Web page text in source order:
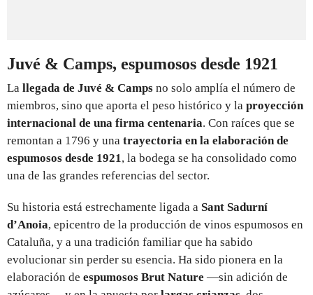
Juvé & Camps, espumosos desde 1921
La llegada de Juvé & Camps no solo amplía el número de
miembros, sino que aporta el peso histórico y la proyección
internacional de una firma centenaria. Con raíces que se
remontan a 1796 y una trayectoria en la elaboración de
espumosos desde 1921, la bodega se ha consolidado como
una de las grandes referencias del sector.
Su historia está estrechamente ligada a Sant Sadurní
d’Anoia, epicentro de la producción de vinos espumosos en
Cataluña, y a una tradición familiar que ha sabido
evolucionar sin perder su esencia. Ha sido pionera en la
elaboración de espumosos Brut Nature —sin adición de